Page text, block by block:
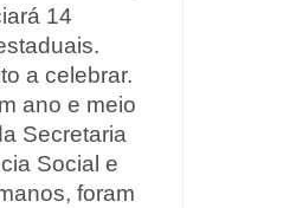
14
a celebrar.
ano e meio
Secretaria
Social e
foram